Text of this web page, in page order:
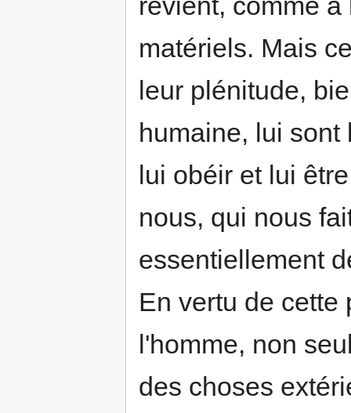
matériels. Mais
leur plénitude,
humaine, lui
lui obéir et lui
nous, qui nous
essentiellement
En vertu de cette
l'homme, non
des choses